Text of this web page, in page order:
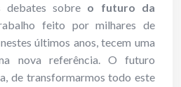
debates sobre o futuro da
feito por milhares de
últimos anos, tecem uma
nova referência. O futuro
de transformarmos todo este